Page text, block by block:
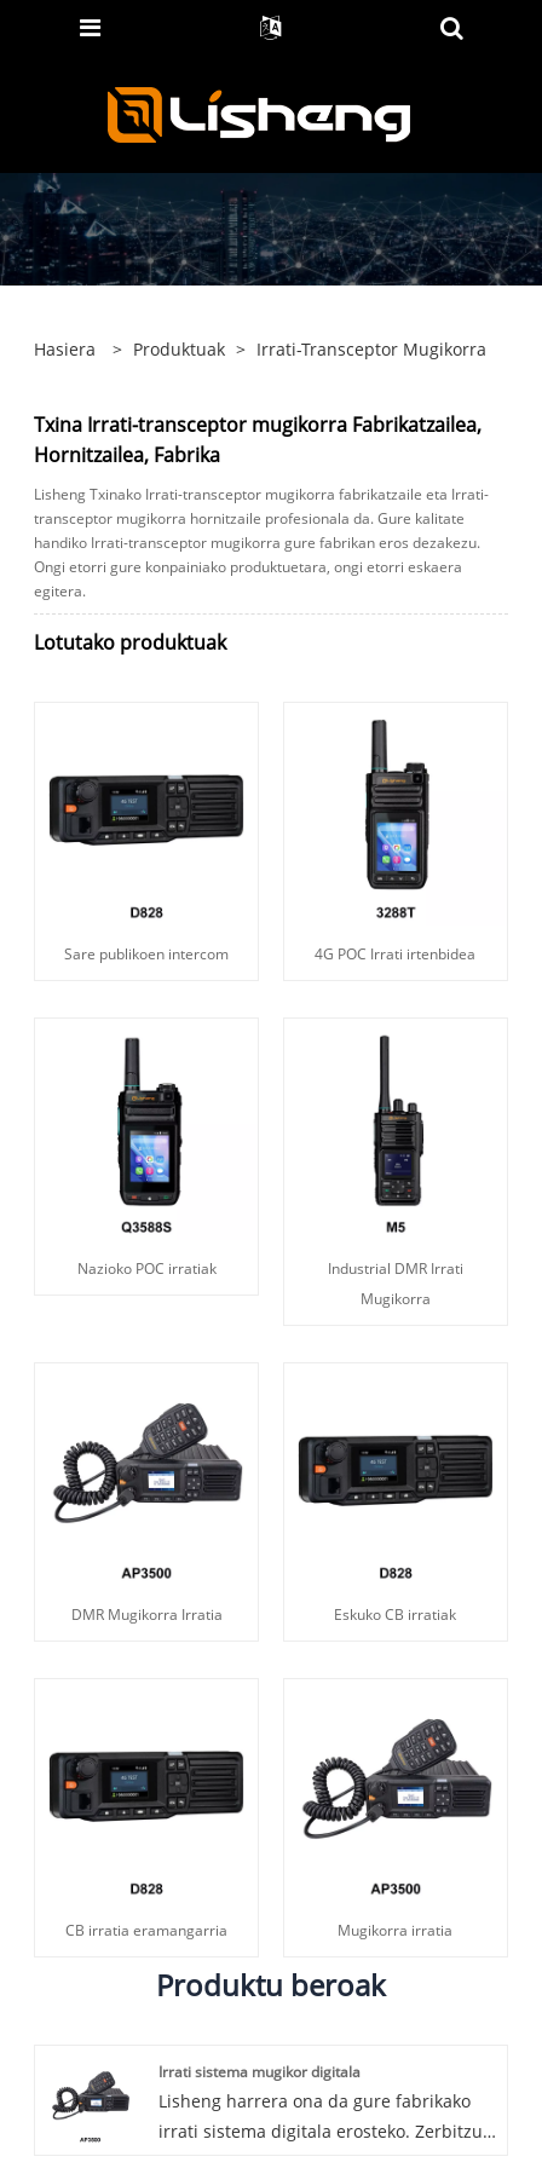
Hasiera > Produktuak > Irrati-Transceptor Mugikorra
Txina Irrati-transceptor mugikorra Fabrikatzailea,
Hornitzailea, Fabrika
Lisheng Txinako Irrati-transceptor mugikorra fabrikatzaile eta Irrati-
transceptor mugikorra hornitzaile profesionala da. Gure kalitate
handiko Irrati-transceptor mugikorra gure fabrikan eros dezakezu.
Ongi etorri gure konpainiako produktuetara, ongi etorri eskaera
egitera.
Lotutako produktuak
Sare publikoen intercom 4G POC Irrati irtenbidea
Nazioko POC irratiak
Industrial DMR Irrati
Mugikorra
DMR Mugikorra Irratia Eskuko CB irratiak
CB irratia eramangarria Mugikorra irratia
Produktu beroak
Irrati sistema mugikor digitala
Lisheng harrera ona da gure fabrikako
irrati sistema digitala erosteko. Zerbitzu